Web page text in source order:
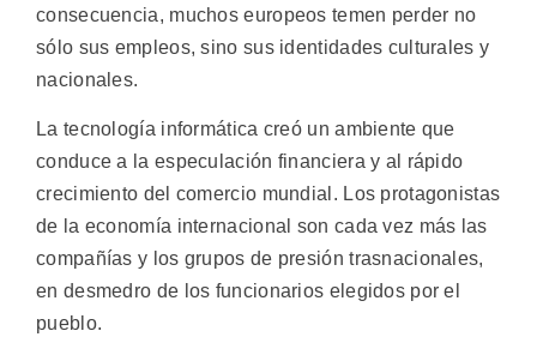
consecuencia, muchos europeos temen perder no
sólo sus empleos, sino sus identidades culturales y
nacionales.
La tecnología informática creó un ambiente que
conduce a la especulación financiera y al rápido
crecimiento del comercio mundial. Los protagonistas
de la economía internacional son cada vez más las
compañías y los grupos de presión trasnacionales,
en desmedro de los funcionarios elegidos por el
pueblo.